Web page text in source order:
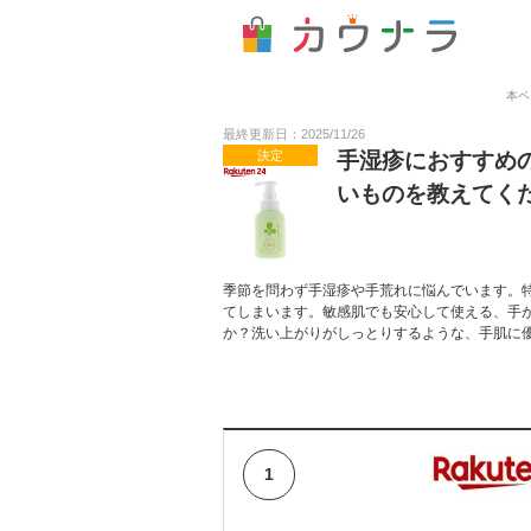
本
最終更新日：2025/11/26
決定
手湿疹におすすめ
いものを教えてく
季節を問わず手湿疹や手荒れに悩んでいます
てしまいます。敏感肌でも安心して使える、
か？洗い上がりがしっとりするような、手肌
1